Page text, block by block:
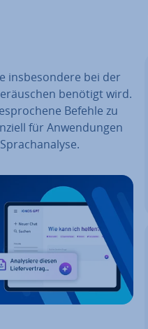
ins­be­son­de­re bei der
benötigt wird.
Befehle zu
für An­wen­dun­gen